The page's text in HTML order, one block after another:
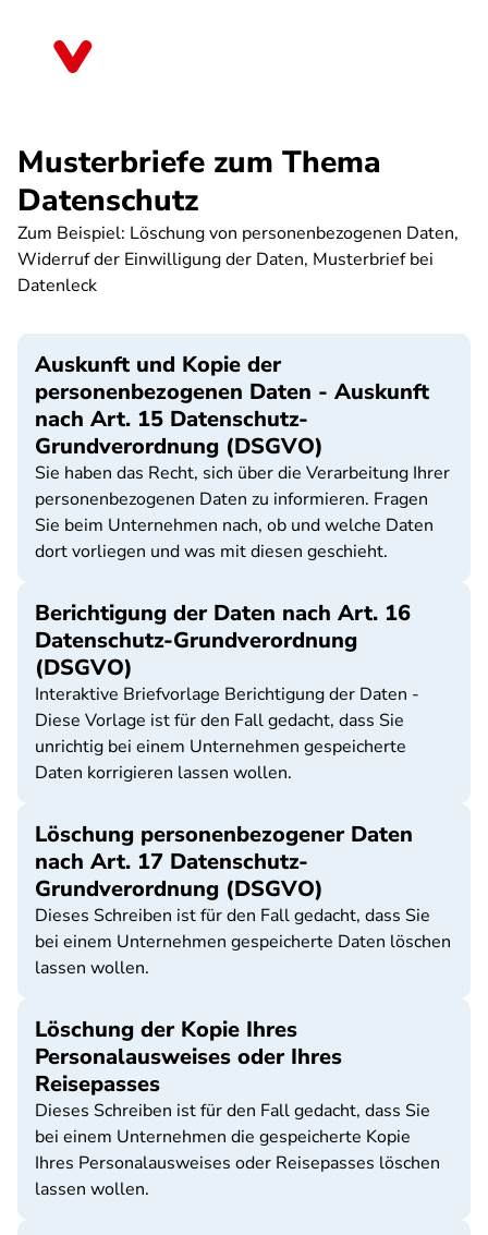
Musterbriefe zum Thema
Datenschutz
Zum Beispiel: Löschung von personenbezogenen Daten,
Widerruf der Einwilligung der Daten, Musterbrief bei
Datenleck
Auskunft und Kopie der
personenbezogenen Daten - Auskunft
nach Art. 15 Datenschutz-
Grundverordnung (DSGVO)
Sie haben das Recht, sich über die Verarbeitung Ihrer
personenbezogenen Daten zu informieren. Fragen
Sie beim Unternehmen nach, ob und welche Daten
dort vorliegen und was mit diesen geschieht.
Berichtigung der Daten nach Art. 16
Datenschutz-Grundverordnung
(DSGVO)
Interaktive Briefvorlage Berichtigung der Daten -
Diese Vorlage ist für den Fall gedacht, dass Sie
unrichtig bei einem Unternehmen gespeicherte
Daten korrigieren lassen wollen.
Löschung personenbezogener Daten
nach Art. 17 Datenschutz-
Grundverordnung (DSGVO)
Dieses Schreiben ist für den Fall gedacht, dass Sie
bei einem Unternehmen gespeicherte Daten löschen
lassen wollen.
Löschung der Kopie Ihres
Personalausweises oder Ihres
Reisepasses
Dieses Schreiben ist für den Fall gedacht, dass Sie
bei einem Unternehmen die gespeicherte Kopie
Ihres Personalausweises oder Reisepasses löschen
lassen wollen.